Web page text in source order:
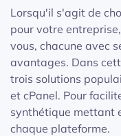
Lorsqu'il s'agit de
pour votre
vous, chacune avec
avantages. Dans
trois solutions
et cPanel. Pour
synthétique mettant
chaque plateforme.